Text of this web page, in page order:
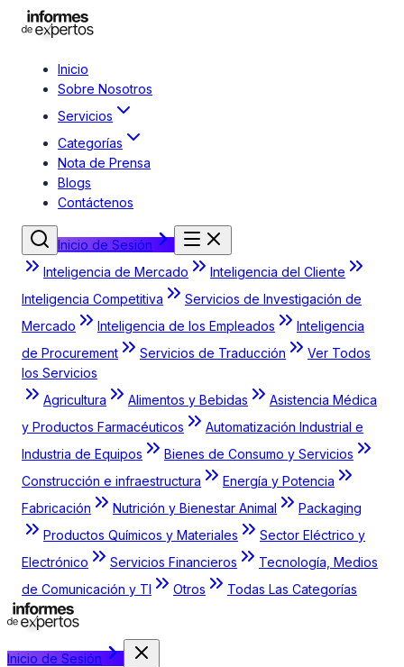
Inicio
Sobre Nosotros
Servicios
Categorías
Nota de Prensa
Blogs
Contáctenos
Inicio de Sesión
Inteligencia de Mercado
Inteligencia del Cliente
Inteligencia Competitiva
Servicios de Investigación de
Mercado
Inteligencia de los Empleados
Inteligencia
de Procurement
Servicios de Traducción
Ver Todos
los Servicios
Agricultura
Alimentos y Bebidas
Asistencia Médica
y Productos Farmacéuticos
Automatización Industrial e
Industria de Equipos
Bienes de Consumo y Servicios
Construcción e infraestructura
Energía y Potencia
Fabricación
Nutrición y Bienestar Animal
Packaging
Productos Químicos y Materiales
Sector Eléctrico y
Electrónico
Servicios Financieros
Tecnología, Medios
de Comunicación y TI
Otros Todas Las Categorías
Inicio de Sesión